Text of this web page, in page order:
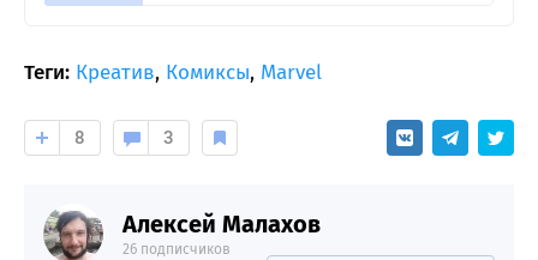
Теги: Креатив, Комиксы, Marvel
8 3
Алексей Малахов
26 подписчиков